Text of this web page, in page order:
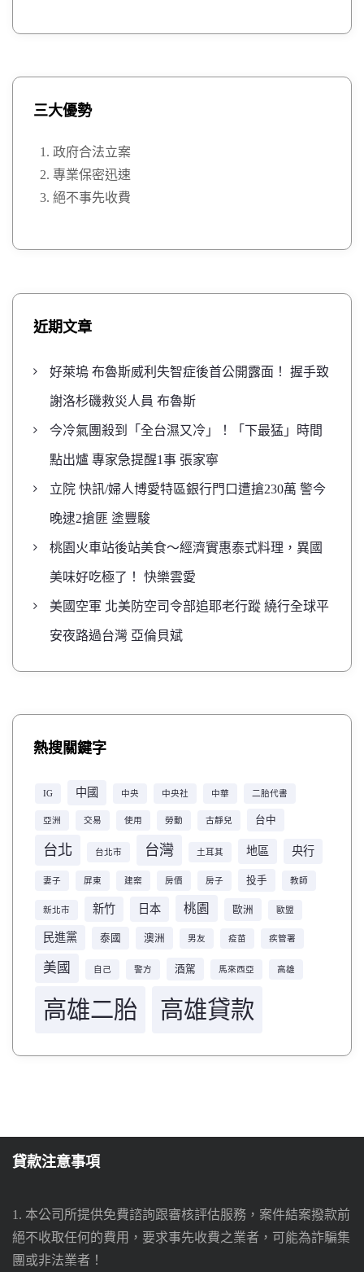
三大優勢
政府合法立案
專業保密迅速
絕不事先收費
近期文章
好萊塢 布魯斯威利失智症後首公開露面！ 握手致
謝洛杉磯救災人員 布魯斯
今冷氣團殺到「全台濕又冷」！「下最猛」時間
點出爐 專家急提醒1事 張家寧
立院 快訊/婦人博愛特區銀行門口遭搶230萬 警今
晚逮2搶匪 塗豐駿
桃園火車站後站美食～經濟實惠泰式料理，異國
美味好吃極了！ 快樂雲愛
美國空軍 北美防空司令部追耶老行蹤 繞行全球平
安夜路過台灣 亞倫貝斌
熱搜關鍵字
IG 中國 中央 中央社 中華 二胎代書
亞洲 交易 使用 勞動 古靜兒 台中
台北 台北市 台灣 土耳其 地區 央行
妻子 屏東 建案 房價 房子 投手 教師
新北市 新竹 日本 桃園 歐洲 歐盟
民進黨 泰國 澳洲 男友 疫苗 疾管署
美國 自己 警方 酒駕 馬來西亞 高雄
高雄二胎 高雄貸款
貸款注意事項
1. 本公司所提供免費諮詢跟審核評估服務，案件結案撥款前
絕不收取任何的費用，要求事先收費之業者，可能為詐騙集
團或非法業者！